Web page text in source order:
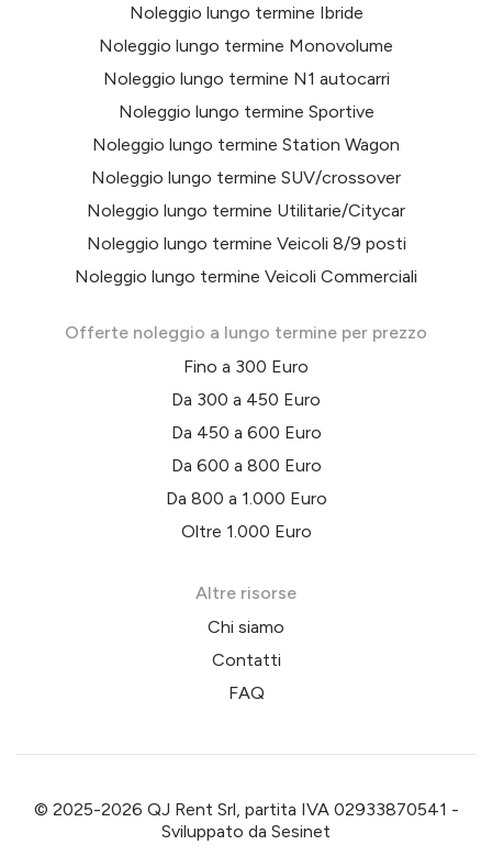
Noleggio lungo termine Ibride
Noleggio lungo termine Monovolume
Noleggio lungo termine N1 autocarri
Noleggio lungo termine Sportive
Noleggio lungo termine Station Wagon
Noleggio lungo termine SUV/crossover
Noleggio lungo termine Utilitarie/Citycar
Noleggio lungo termine Veicoli 8/9 posti
Noleggio lungo termine Veicoli Commerciali
Offerte noleggio a lungo termine per prezzo
Fino a 300 Euro
Da 300 a 450 Euro
Da 450 a 600 Euro
Da 600 a 800 Euro
Da 800 a 1.000 Euro
Oltre 1.000 Euro
Altre risorse
Chi siamo
Contatti
FAQ
© 2025-2026 QJ Rent Srl, partita IVA 02933870541 -
Sviluppato da Sesinet